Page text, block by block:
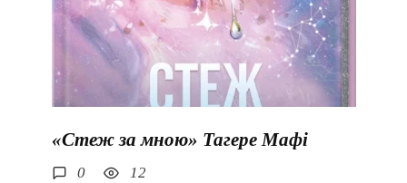
«Стеж за мною» Тагере Мафі
0 12